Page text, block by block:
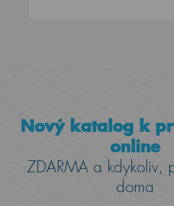
Nový katalog k
online
ZDARMA a kdykoliv,
doma